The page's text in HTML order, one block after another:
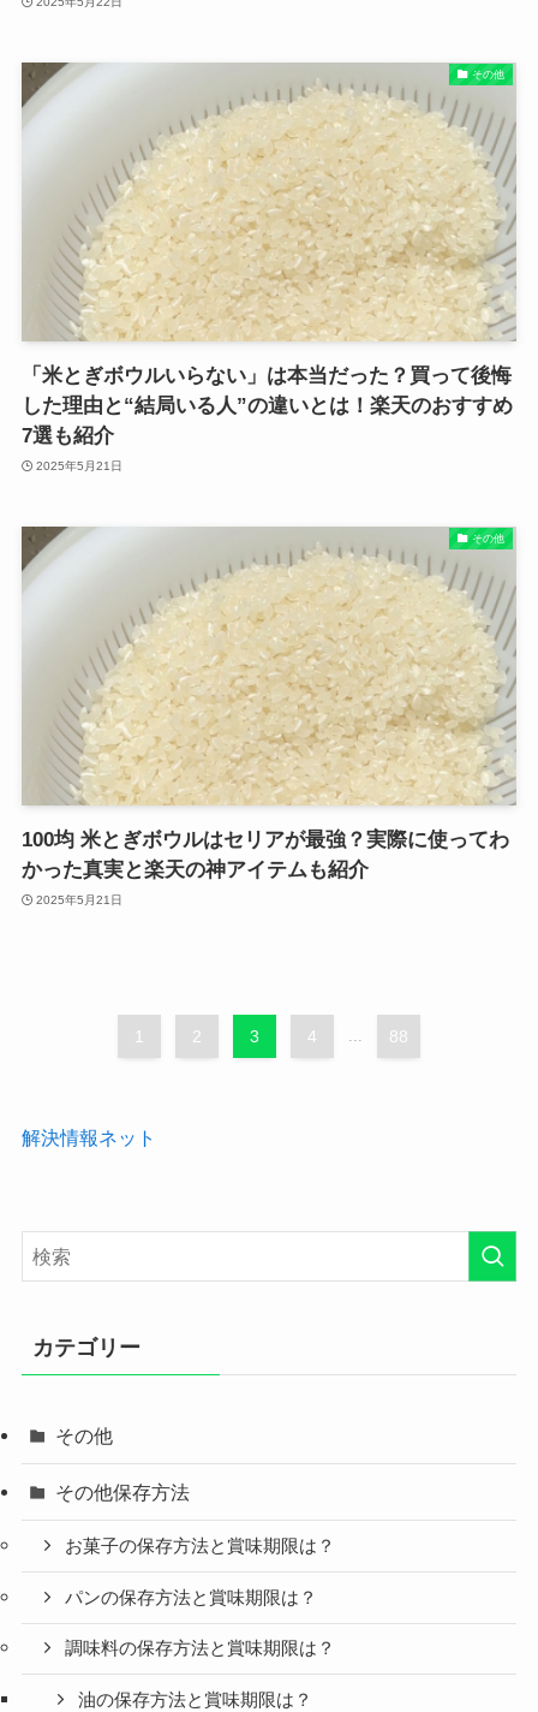
その他
「米とぎボウルいらない」は本当だった？買って後悔
した理由と“結局いる人”の違いとは！楽天のおすすめ
7選も紹介
2025年5月21日
その他
100均 米とぎボウルはセリアが最強？実際に使ってわ
かった真実と楽天の神アイテムも紹介
2025年5月21日
1 2 3 4 88
解決情報ネット
カテゴリー
その他
その他保存方法
お菓子の保存方法と賞味期限は？
パンの保存方法と賞味期限は？
調味料の保存方法と賞味期限は？
油の保存方法と賞味期限は？